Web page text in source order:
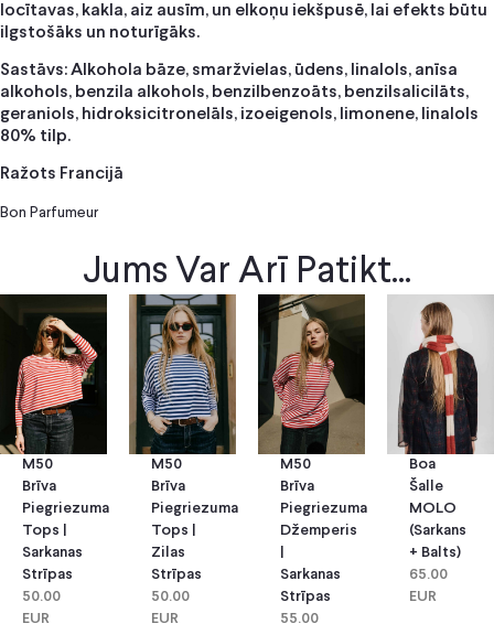
locītavas, kakla, aiz ausīm, un elkoņu iekšpusē, lai efekts būtu
ilgstošāks un noturīgāks.
Sastāvs: Alkohola bāze, smaržvielas, ūdens, linalols, anīsa
alkohols, benzila alkohols, benzilbenzoāts, benzilsalicilāts,
geraniols, hidroksicitronelāls, izoeigenols, limonene, linalols
80% tilp.
Ražots Francijā
Bon Parfumeur
Jums Var Arī Patikt...
M50
Brīva
Piegriezuma
Tops |
Sarkanas
Strīpas
50.00
EUR
M50
Brīva
Piegriezuma
Tops |
Zilas
Strīpas
50.00
EUR
M50
Brīva
Piegriezuma
Džemperis
Sarkanas
Strīpas
55.00
Boa
Šalle
MOLO
(sarkans
+ Balts)
65.00
EUR